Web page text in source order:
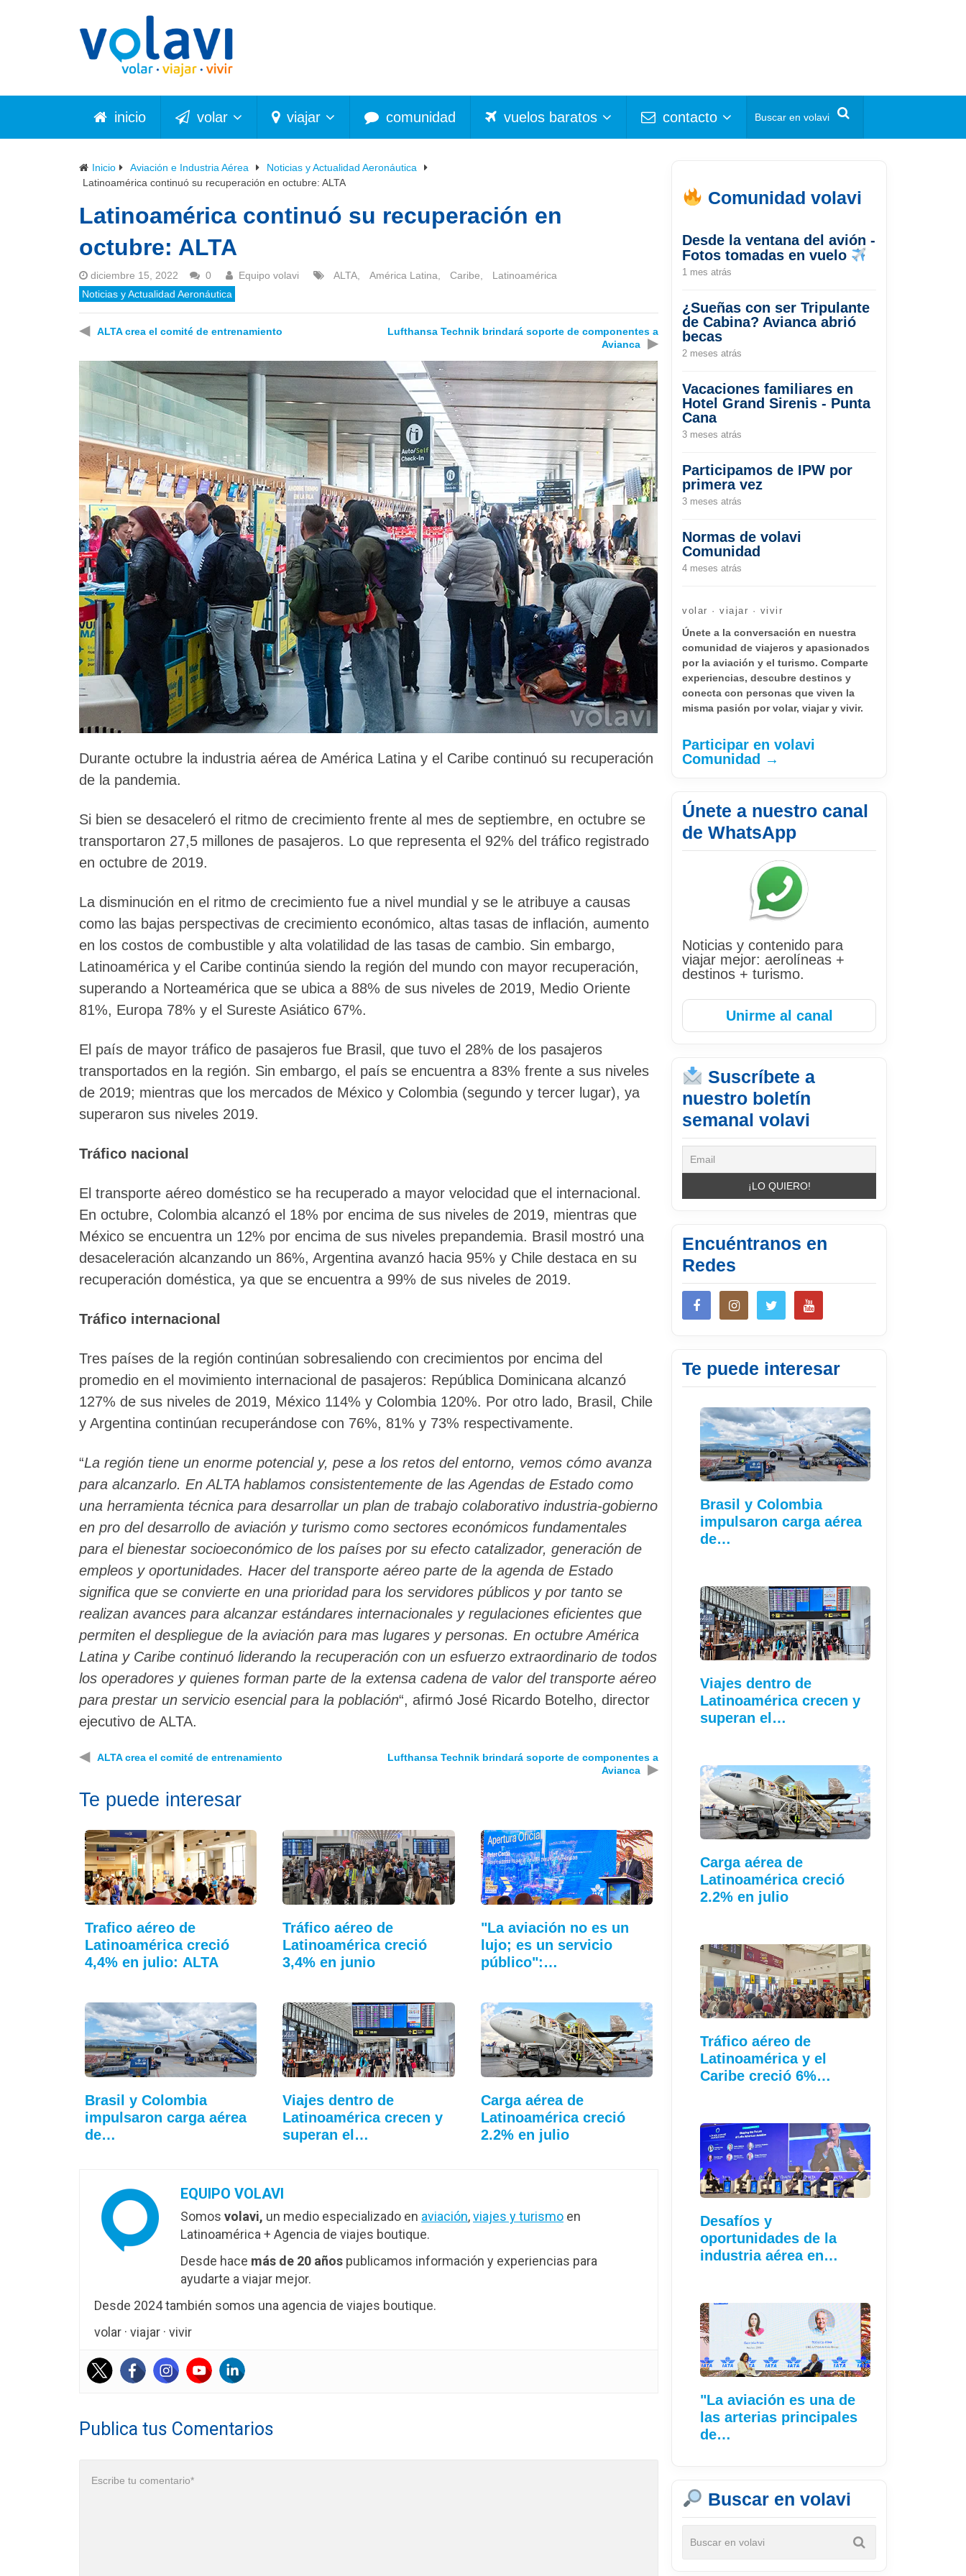
inicio volar viajar comunidad vuelos baratos contacto
Inicio Aviación e Industria Aérea
Noticias y Actualidad Aeronáutica
Latinoamérica continuó su recuperación en octubre: ALTA
Latinoamérica continuó su recuperación en
octubre: ALTA
diciembre 15, 2022 0 Equipo volavi ALTA América Latina Caribe
Latinoamérica
Noticias y Actualidad Aeronáutica
◀ ALTA crea el comité de entrenamiento
Lufthansa Technik brindará soporte de componentes a
Avianca
▶
Durante octubre la industria aérea de América Latina y el Caribe continuó su recuperación
de la pandemia.
Si bien se desaceleró el ritmo de crecimiento frente al mes de septiembre, en octubre se
transportaron 27,5 millones de pasajeros. Lo que representa el 92% del tráfico registrado
en octubre de 2019.
La disminución en el ritmo de crecimiento fue a nivel mundial y se le atribuye a causas
como las bajas perspectivas de crecimiento económico, altas tasas de inflación, aumento
en los costos de combustible y alta volatilidad de las tasas de cambio. Sin embargo,
Latinoamérica y el Caribe continúa siendo la región del mundo con mayor recuperación,
superando a Norteamérica que se ubica a 88% de sus niveles de 2019, Medio Oriente
81%, Europa 78% y el Sureste Asiático 67%.
El país de mayor tráfico de pasajeros fue Brasil, que tuvo el 28% de los pasajeros
transportados en la región. Sin embargo, el país se encuentra a 83% frente a sus niveles
de 2019; mientras que los mercados de México y Colombia (segundo y tercer lugar), ya
superaron sus niveles 2019.
Tráfico nacional
El transporte aéreo doméstico se ha recuperado a mayor velocidad que el internacional.
En octubre, Colombia alcanzó el 18% por encima de sus niveles de 2019, mientras que
México se encuentra un 12% por encima de sus niveles prepandemia. Brasil mostró una
desaceleración alcanzando un 86%, Argentina avanzó hacia 95% y Chile destaca en su
recuperación doméstica, ya que se encuentra a 99% de sus niveles de 2019.
Tráfico internacional
Tres países de la región continúan sobresaliendo con crecimientos por encima del
promedio en el movimiento internacional de pasajeros: República Dominicana alcanzó
127% de sus niveles de 2019, México 114% y Colombia 120%. Por otro lado, Brasil, Chile
y Argentina continúan recuperándose con 76%, 81% y 73% respectivamente.
“La región tiene un enorme potencial y, pese a los retos del entorno, vemos cómo avanza
para alcanzarlo. En ALTA hablamos consistentemente de las Agendas de Estado como
una herramienta técnica para desarrollar un plan de trabajo colaborativo industria-gobierno
en pro del desarrollo de aviación y turismo como sectores económicos fundamentales
para el bienestar socioeconómico de los países por su efecto catalizador, generación de
empleos y oportunidades. Hacer del transporte aéreo parte de la agenda de Estado
significa que se convierte en una prioridad para los servidores públicos y por tanto se
realizan avances para alcanzar estándares internacionales y regulaciones eficientes que
permiten el despliegue de la aviación para mas lugares y personas. En octubre América
Latina y Caribe continuó liderando la recuperación con un esfuerzo extraordinario de todos
los operadores y quienes forman parte de la extensa cadena de valor del transporte aéreo
para prestar un servicio esencial para la población“, afirmó José Ricardo Botelho, director
ejecutivo de ALTA.
◀ ALTA crea el comité de entrenamiento
Lufthansa Technik brindará soporte de componentes a
Avianca
▶
Te puede interesar
Trafico aéreo de
Latinoamérica creció
4,4% en julio: ALTA
Tráfico aéreo de
Latinoamérica creció
3,4% en junio
"La aviación no es un
lujo; es un servicio
público":…
Brasil y Colombia
impulsaron carga aérea
de…
Viajes dentro de
Latinoamérica crecen y
superan el…
Carga aérea de
Latinoamérica creció
2.2% en julio
EQUIPO VOLAVI
Somos volavi, un medio especializado en aviación,viajes y turismo en
Latinoamérica + Agencia de viajes boutique.
Desde hace más de 20 años publicamos información y experiencias para
ayudarte a viajar mejor.
Desde 2024 también somos una agencia de viajes boutique.
volar · viajar · vivir
Publica tus Comentarios
Comunidad volavi
Desde la ventana del avión -
Fotos tomadas en vuelo
1 mes atrás
¿Sueñas con ser Tripulante
de Cabina? Avianca abrió
becas
2 meses atrás
Vacaciones familiares en
Hotel Grand Sirenis - Punta
Cana
3 meses atrás
Participamos de IPW por
primera vez
3 meses atrás
Normas de volavi
Comunidad
4 meses atrás
volar · viajar · vivir
Únete a la conversación en nuestra
comunidad de viajeros y apasionados
por la aviación y el turismo. Comparte
experiencias, descubre destinos y
conecta con personas que viven la
misma pasión por volar, viajar y vivir.
Participar en volavi
Comunidad →
Únete a nuestro canal
de WhatsApp
Noticias y contenido para
viajar mejor: aerolíneas +
destinos + turismo.
Unirme al canal
Suscríbete a
nuestro boletín
semanal volavi
Encuéntranos en
Redes
Te puede interesar
Brasil y Colombia
impulsaron carga aérea
de…
Viajes dentro de
Latinoamérica crecen y
superan el…
Carga aérea de
Latinoamérica creció
2.2% en julio
Tráfico aéreo de
Latinoamérica y el
Caribe creció 6%…
Desafíos y
oportunidades de la
industria aérea en…
"La aviación es una de
las arterias principales
de…
Buscar en volavi